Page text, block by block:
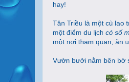
hay!
Tân Triều là một cù lao
một điểm du lịch có số
một nơi tham quan, ăn
Vườn bưởi nằm bên bờ